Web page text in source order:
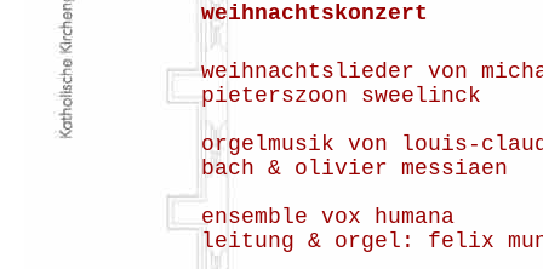
weihnachtskonzert
weihnachtslieder von
pieterszoon sweelinck
orgelmusik von louis-
bach & olivier messiaen
ensemble vox humana
leitung & orgel: felix